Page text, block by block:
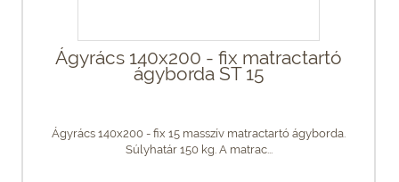
Ágyrács 140x200 - fix matractartó
ágyborda ST 15
Ágyrács 140x200 - fix 15 masszív matractartó ágyborda.
Súlyhatár 150 kg. A matrac...